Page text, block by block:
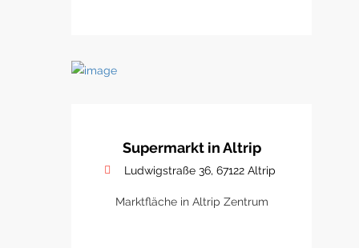
Supermarkt in Altrip
Ludwigstraße 36, 67122 Altrip
Marktfläche in Altrip Zentrum